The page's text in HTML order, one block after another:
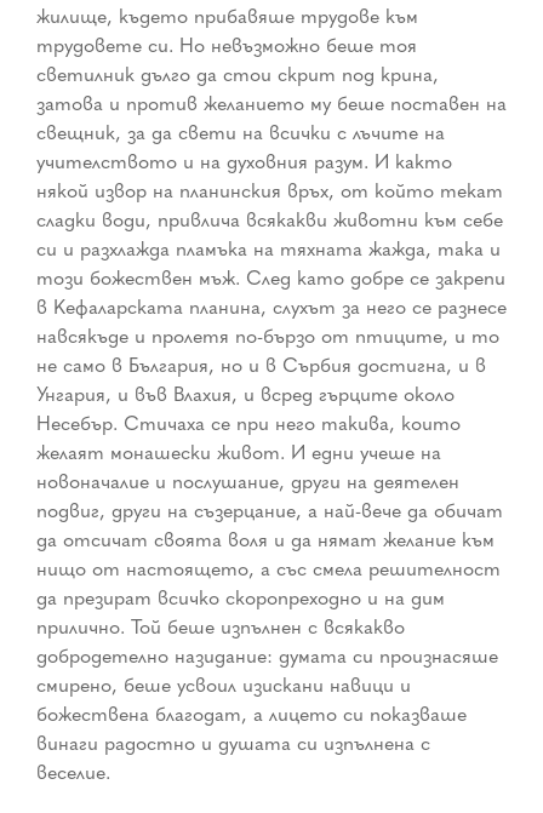
жилище, където прибавяше трудове към
трудовете си. Но невъзможно беше тоя
светилник дълго да стои скрит под крина,
затова и против желанието му беше поставен на
свещник, за да свети на всички с лъчите на
учителството и на духовния разум. И както
някой извор на планинския връх, от който текат
сладки води, привлича всякакви животни към себе
си и разхлажда пламъка на тяхната жажда, така и
този божествен мъж. След като добре се закрепи
в Кефаларската планина, слухът за него се разнесе
навсякъде и пролетя по-бързо от птиците, и то
не само в България, но и в Сърбия достигна, и в
Унгария, и във Влахия, и всред гърците около
Несебър. Стичаха се при него такива, които
желаят монашески живот. И едни учеше на
новоначалие и послушание, други на деятелен
подвиг, други на съзерцание, а най-вече да обичат
да отсичат своята воля и да нямат желание към
нищо от настоящето, а със смела решителност
да презират всичко скоропреходно и на дим
прилично. Той беше изпълнен с всякакво
добродетелно назидание: думата си произнасяше
смирено, беше усвоил изискани навици и
божествена благодат, а лицето си показваше
винаги радостно и душата си изпълнена с
веселие.